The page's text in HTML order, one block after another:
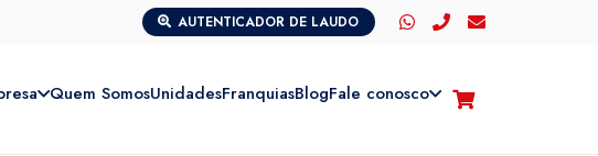
AUTENTICADOR DE LAUDO
Quem SomosUnidadesFranquiasBlogFale conosco